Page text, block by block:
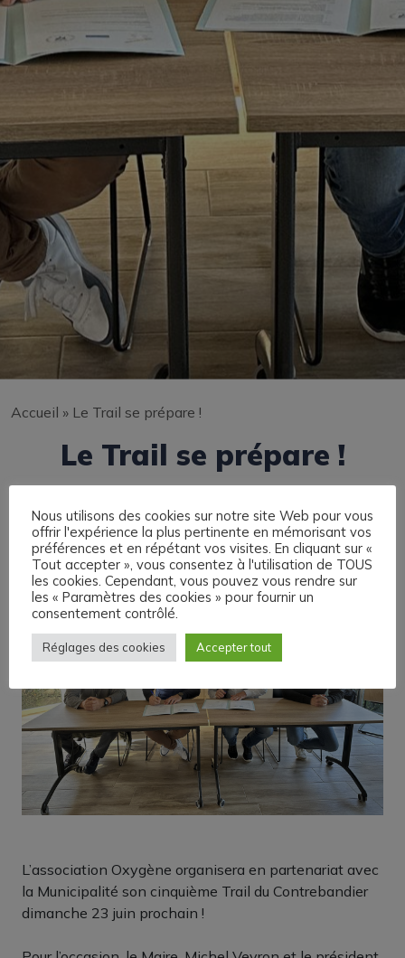
Accueil » Le Trail se prépare !
Le Trail se prépare !
L’association Oxygène organisera en partenariat avec
la Municipalité son cinquième Trail du Contrebandier
dimanche 23 juin prochain !
Nous utilisons des cookies sur notre site Web pour vous
offrir l'expérience la plus pertinente en mémorisant vos
préférences et en répétant vos visites. En cliquant sur «
Tout accepter », vous consentez à l'utilisation de TOUS
les cookies. Cependant, vous pouvez vous rendre sur
les « Paramètres des cookies » pour fournir un
consentement contrôlé.
Réglages des cookies Accepter tout